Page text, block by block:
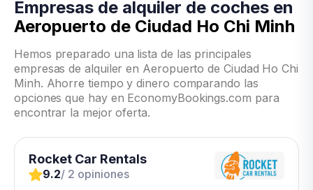
Empresas de alquiler de coches en
Aeropuerto de Ciudad Ho Chi Minh
Hemos preparado una lista de las principales
empresas de alquiler en Aeropuerto de Ciudad Ho Chi
Minh. Ahorre tiempo y dinero comparando las
opciones que hay en EconomyBookings.com para
encontrar la mejor oferta.
Rocket Car Rentals
9.2/ 2 opiniones